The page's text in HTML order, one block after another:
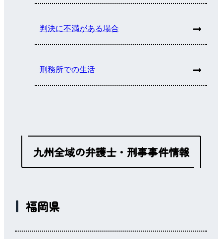
判決に不満がある場合
刑務所での生活
九州全域の弁護士・刑事事件情報
福岡県